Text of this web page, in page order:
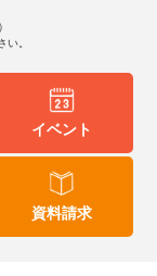
い。
イベント
資料請求